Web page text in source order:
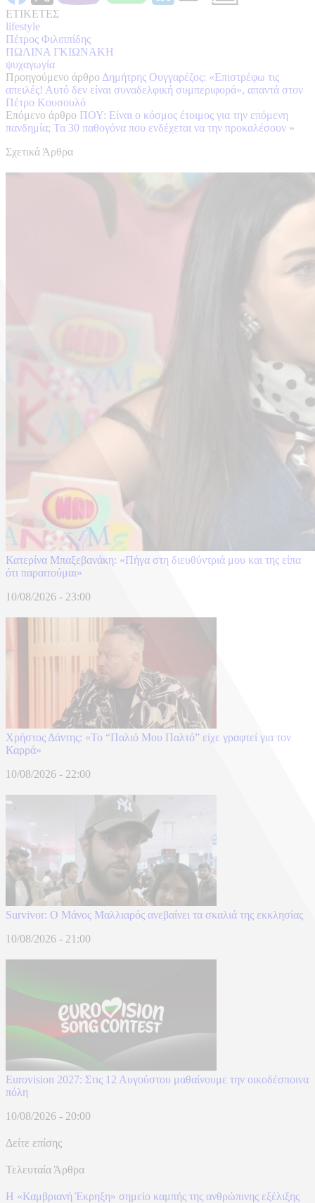
ΕΤΙΚΕΤΕΣ
lifestyle
Πέτρος Φιλιππίδης
ΠΩΛΙΝΑ ΓΚΙΩΝΑΚΗ
ψυχαγωγία
Προηγούμενο άρθρο Δημήτρης Ουγγαρέζος: «Επιστρέφω τις
απειλές! Αυτό δεν είναι συναδελφική συμπεριφορά», απαντά στον
Πέτρο Κουσουλό
Επόμενο άρθρο ΠΟΥ: Είναι ο κόσμος έτοιμος για την επόμενη
πανδημία; Τα 30 παθογόνα που ενδέχεται να την προκαλέσουν »
Σχετικά Άρθρα
Κατερίνα Μπαξεβανάκη: «Πήγα στη διευθύντριά μου και της είπα
ότι παραιτούμαι»
10/08/2026 - 23:00
Χρήστος Δάντης: «Το “Παλιό Μου Παλτό” είχε γραφτεί για τον
Καρρά»
10/08/2026 - 22:00
Survivor: Ο Μάνος Μαλλιαρός ανεβαίνει τα σκαλιά της εκκλησίας
10/08/2026 - 21:00
Eurovision 2027: Στις 12 Αυγούστου μαθαίνουμε την οικοδέσποινα
πόλη
10/08/2026 - 20:00
Δείτε επίσης
Τελευταία Άρθρα
Η «Καμβριανή Έκρηξη» σημείο καμπής της ανθρώπινης εξέλιξης